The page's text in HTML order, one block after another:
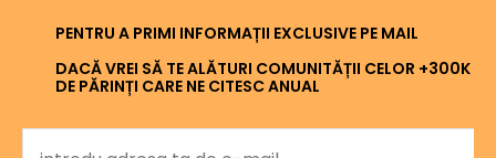
PENTRU A PRIMI INFORMAȚII EXCLUSIVE PE MAIL
DACĂ VREI SĂ TE ALĂTURI COMUNITĂȚII CELOR +300K
DE PĂRINȚI CARE NE CITESC ANUAL